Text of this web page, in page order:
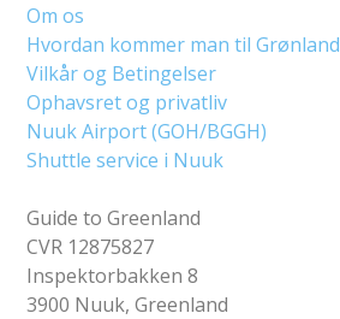
Om os
Hvordan kommer man til Grønland
Vilkår og Betingelser
Ophavsret og privatliv
Nuuk Airport (GOH/BGGH)
Shuttle service i Nuuk
Guide to Greenland
CVR 12875827
Inspektorbakken 8
3900 Nuuk, Greenland